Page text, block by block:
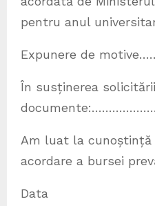
pentru anul
Expunere de
În susținerea
Am luat la cunoștință
acordare a bursei